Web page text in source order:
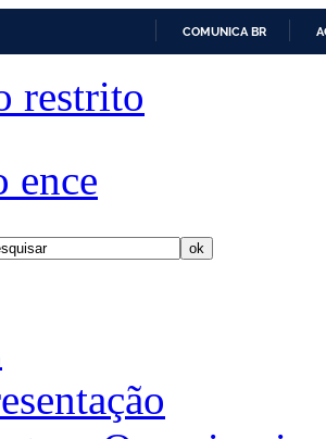
COMUNICA BR
restrito